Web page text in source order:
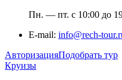
Пн. — пт. с 10:00 до
E-mail: info@rech-
АвторизацияПодобрать тур
Круизы